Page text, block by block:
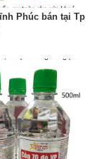
Phúc bán tại Tp